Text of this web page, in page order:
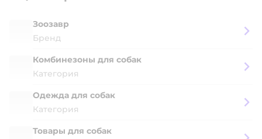
Зоозавр
Бренд
Комбинезоны для собак
Категория
Одежда для собак
Категория
Товары для собак